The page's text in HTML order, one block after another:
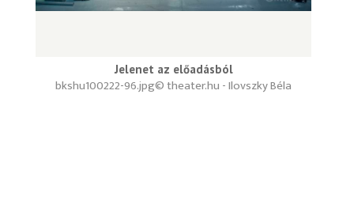
Jelenet az előadásból
© theater.hu - Ilovszky Béla
bkshu100222-96.jpg